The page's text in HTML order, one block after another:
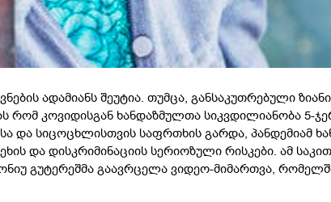
ადამიანს შეუტია. თუმცა, განსაკუთრებული
რომ კოვიდისგან ხანდაზმულთა სიკვდილიანობა 5-
და სიცოცხლისთვის საფრთხის გარდა, პანდემიამ
და დისკრიმინაციის სერიოზული რისკები. ამ
გუტერეშმა გაავრცელა ვიდეო-მიმართვა,